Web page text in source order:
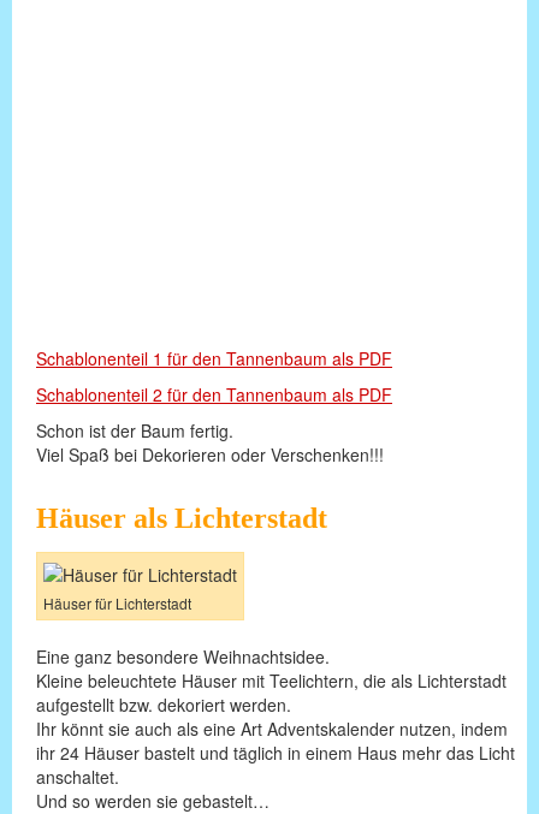
Schablonenteil 1 für den Tannenbaum als PDF
Schablonenteil 2 für den Tannenbaum als PDF
Schon ist der Baum fertig.
Viel Spaß bei Dekorieren oder Verschenken!!!
Häuser als Lichterstadt
Häuser für Lichterstadt
Eine ganz besondere Weihnachtsidee.
Kleine beleuchtete Häuser mit Teelichtern, die als Lichterstadt
aufgestellt bzw. dekoriert werden.
Ihr könnt sie auch als eine Art Adventskalender nutzen, indem
ihr 24 Häuser bastelt und täglich in einem Haus mehr das Licht
anschaltet.
Und so werden sie gebastelt…